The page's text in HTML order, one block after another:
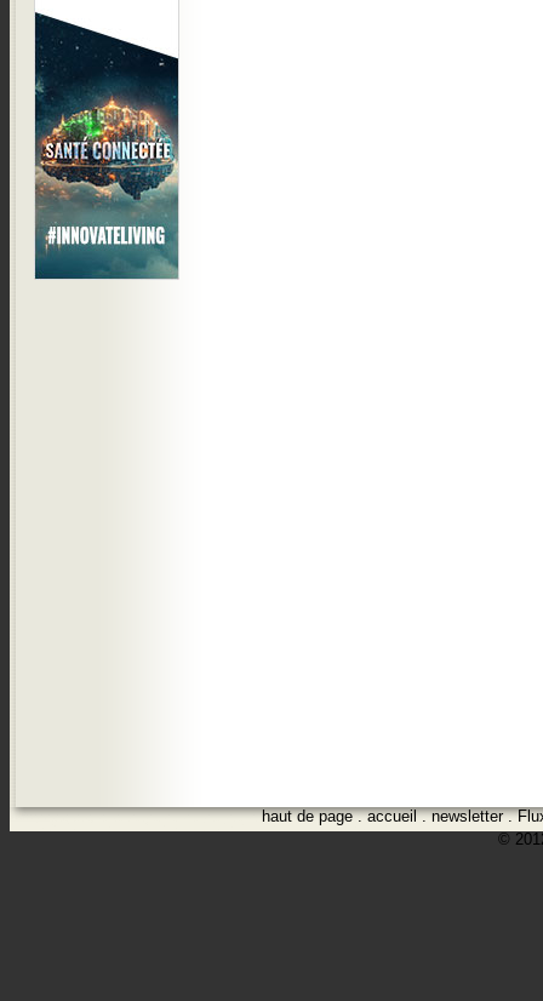
haut de page.accueil.newsletter.
©